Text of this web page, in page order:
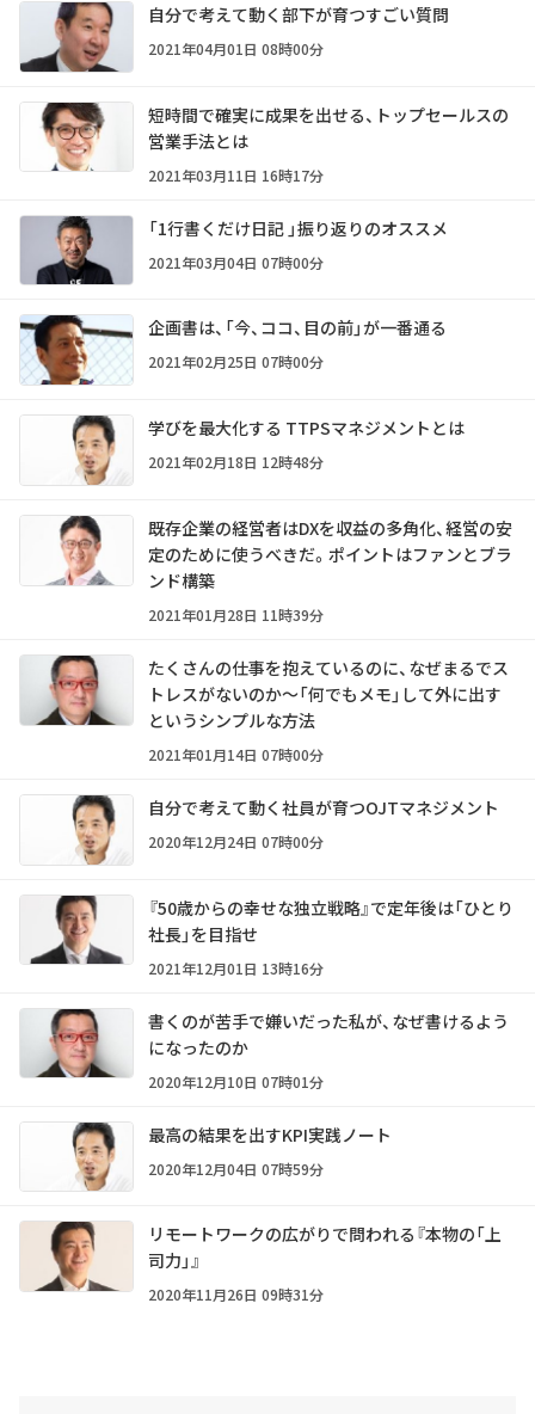
自分で考えて動く部下が育つすごい質問
2021年04月01日 08時00分
短時間で確実に成果を出せる、トップセールスの
営業手法とは
2021年03月11日 16時17分
「1行書くだけ日記 」振り返りのオススメ
2021年03月04日 07時00分
企画書は、「今、ココ、目の前」が一番通る
2021年02月25日 07時00分
学びを最大化する TTPSマネジメントとは
2021年02月18日 12時48分
既存企業の経営者はDXを収益の多角化、経営の安
定のために使うべきだ。ポイントはファンとブラ
ンド構築
2021年01月28日 11時39分
たくさんの仕事を抱えているのに、なぜまるでス
トレスがないのか～「何でもメモ」して外に出す
というシンプルな方法
2021年01月14日 07時00分
自分で考えて動く社員が育つOJTマネジメント
2020年12月24日 07時00分
『50歳からの幸せな独立戦略』で定年後は「ひとり
社長」を目指せ
2021年12月01日 13時16分
書くのが苦手で嫌いだった私が、なぜ書けるよう
になったのか
2020年12月10日 07時01分
最高の結果を出すKPI実践ノート
2020年12月04日 07時59分
リモートワークの広がりで問われる『本物の「上
司力」』
2020年11月26日 09時31分